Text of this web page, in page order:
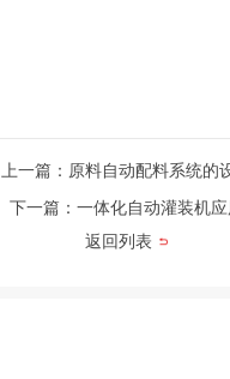
上一篇：原料自动配料系统的
返回列表
下一篇：一体化自动灌装机应